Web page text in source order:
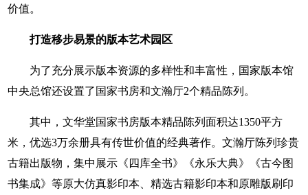
价值。
打造移步易景的版本艺术园区
为了充分展示版本资源的多样性和丰富性，国家版本馆
中央总馆还设置了国家书房和文瀚厅2个精品陈列。
其中，文华堂国家书房版本精品陈列面积达1350平方
米，优选3万余册具有传世价值的经典著作。文瀚厅陈列珍贵
古籍出版物，集中展示《四库全书》《永乐大典》《古今图
书集成》等原大仿真影印本、精选古籍影印本和原雕版刷印